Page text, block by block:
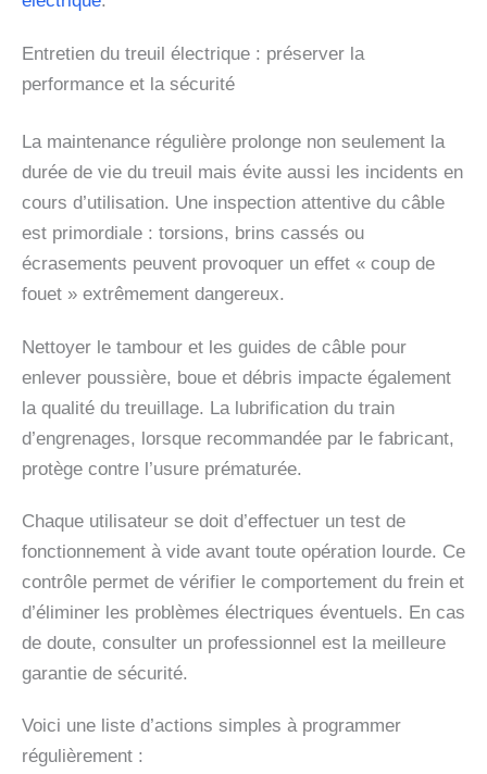
Entretien du treuil électrique : préserver la
performance et la sécurité
La maintenance régulière prolonge non seulement la
durée de vie du treuil mais évite aussi les incidents en
cours d’utilisation. Une inspection attentive du câble
est primordiale : torsions, brins cassés ou
écrasements peuvent provoquer un effet « coup de
fouet » extrêmement dangereux.
Nettoyer le tambour et les guides de câble pour
enlever poussière, boue et débris impacte également
la qualité du treuillage. La lubrification du train
d’engrenages, lorsque recommandée par le fabricant,
protège contre l’usure prématurée.
Chaque utilisateur se doit d’effectuer un test de
fonctionnement à vide avant toute opération lourde. Ce
contrôle permet de vérifier le comportement du frein et
d’éliminer les problèmes électriques éventuels. En cas
de doute, consulter un professionnel est la meilleure
garantie de sécurité.
Voici une liste d’actions simples à programmer
régulièrement :